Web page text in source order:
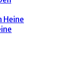
Heine